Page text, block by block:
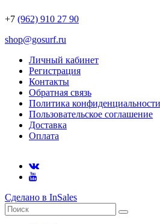
+7 (962) 910 27 90
shop@gosurf.ru
Личный кабинет
Регистрация
Контакты
Обратная связь
Политика
Пользовательское соглашение
Доставка
Оплата
Сделано в InSales